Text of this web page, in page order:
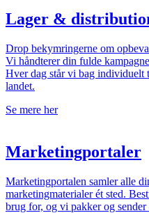
Lager &
Drop bekymringerne om
Vi håndterer din fulde
Hver dag står vi bag individuelt
landet.
Se mere her
Marketing­portaler
Marketingportalen samler alle
marketingmaterialer ét sted.
brug for, og vi pakker og sender